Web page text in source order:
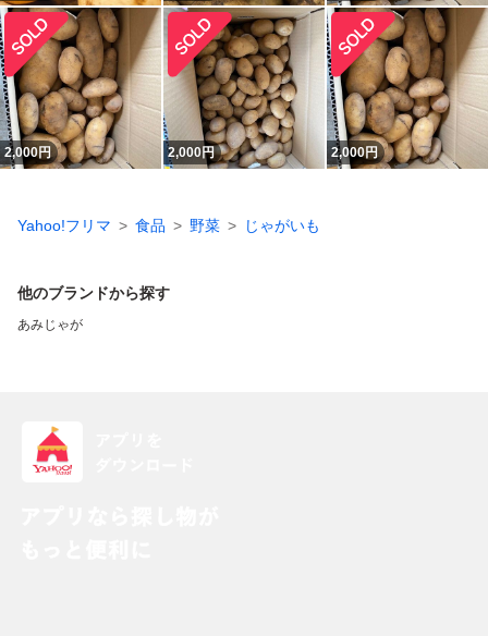
2,000円 2,000円 2,000円
Yahoo!フリマ 食品 野菜 じゃがいも
他のブランドから探す
あみじゃが